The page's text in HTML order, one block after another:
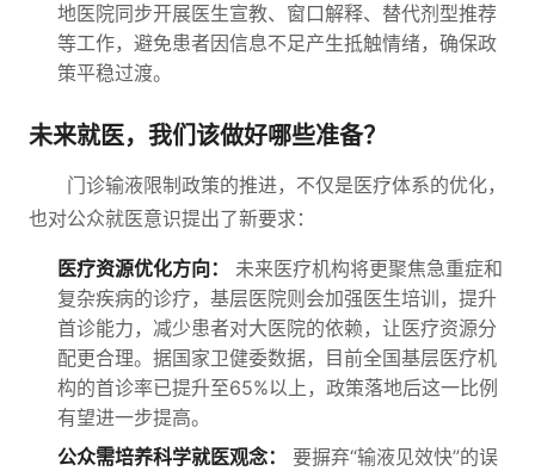
地医院同步开展医生宣教、窗口解释、替代剂型推荐
等工作，避免患者因信息不足产生抵触情绪，确保政
策平稳过渡。
未来就医，我们该做好哪些准备？
门诊输液限制政策的推进，不仅是医疗体系的优化，
也对公众就医意识提出了新要求：
医疗资源优化方向：
未来医疗机构将更聚焦急重症和
复杂疾病的诊疗，基层医院则会加强医生培训，提升
首诊能力，减少患者对大医院的依赖，让医疗资源分
配更合理。据国家卫健委数据，目前全国基层医疗机
构的首诊率已提升至65%以上，政策落地后这一比例
有望进一步提高。
公众需培养科学就医观念：
要摒弃“输液见效快”的误